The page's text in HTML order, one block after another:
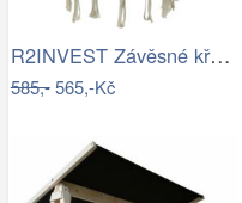
R2INVEST Závěsné křeslo s třásněmi…
585,-565,-Kč